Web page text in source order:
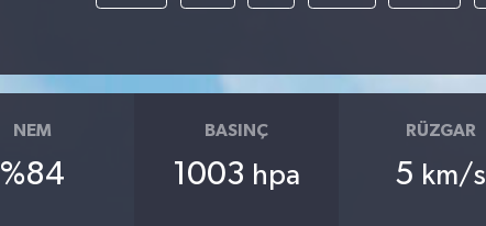
NEM
%84
BASINÇ
1003 hpa
RÜZGAR
5 km/s